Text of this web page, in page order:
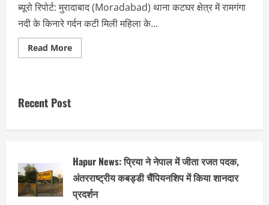
मच
गया
हड़कंप…
ब्यूरो रिपोर्ट: मुरादाबाद (Moradabad) थाना कटघर क्षेत्र में रामगंगा
नदी के किनारे गर्दन कटी मिली महिला के...
Read MoreRead
more
महिला
पुलिस
प्रशासन
में
हड़कंप…
Recent Post
Hapur News: प्रिया ने नेपाल में जीता रजत पदक,
अंतरराष्ट्रीय कबड्डी चैंपियनशिप में किया शानदार
प्रदर्शन